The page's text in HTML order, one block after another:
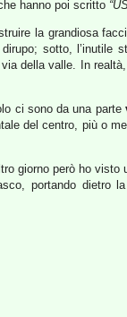
hanno poi scritto
la grandiosa
sotto, l’inutile
della valle. In
ci sono da una parte
del centro, più o
giorno però ho
portando dietro